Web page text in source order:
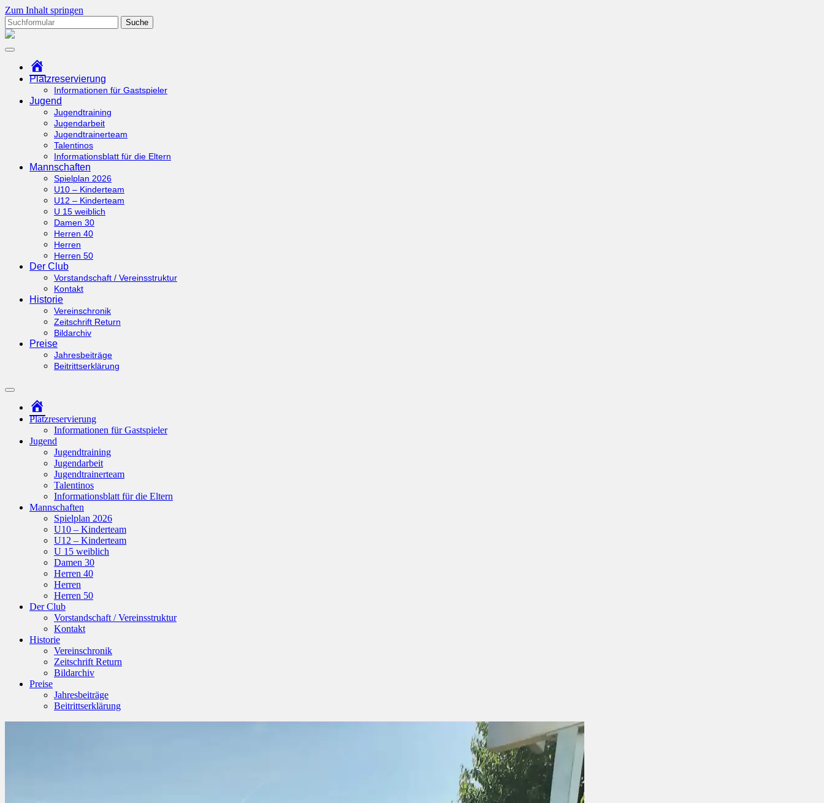
Zum Inhalt springen
Suchen
nach:tcottenhoefen.de
Platzreservierung
Informationen für Gastspieler
Jugend
Jugendtraining
Jugendarbeit
Jugendtrainerteam
Talentinos
Informationsblatt für die Eltern
Mannschaften
Spielplan 2026
U10 – Kinderteam
U12 – Kinderteam
U 15 weiblich
Damen 30
Herren 40
Herren
Herren 50
Der Club
Vorstandschaft / Vereinsstruktur
Kontakt
Historie
Vereinschronik
Zeitschrift Return
Bildarchiv
Preise
Jahresbeiträge
Beitrittserklärung
Suchfeld
ein-/ausblenden
Platzreservierung
Informationen für Gastspieler
Jugend
Jugendtraining
Jugendarbeit
Jugendtrainerteam
Talentinos
Informationsblatt für die Eltern
Mannschaften
Spielplan 2026
U10 – Kinderteam
U12 – Kinderteam
U 15 weiblich
Damen 30
Herren 40
Herren
Herren 50
Der Club
Vorstandschaft / Vereinsstruktur
Kontakt
Historie
Vereinschronik
Zeitschrift Return
Bildarchiv
Preise
Jahresbeiträge
Beitrittserklärung